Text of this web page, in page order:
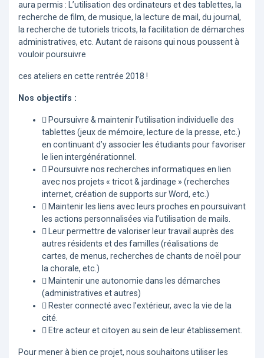
aura permis : L’utilisation des ordinateurs et des tablettes, la
recherche de film, de musique, la lecture de mail, du journal,
la recherche de tutoriels tricots, la facilitation de démarches
administratives, etc. Autant de raisons qui nous poussent à
vouloir poursuivre
ces ateliers en cette rentrée 2018 !
Nos objectifs :
 Poursuivre & maintenir l’utilisation individuelle des
tablettes (jeux de mémoire, lecture de la presse, etc.)
en continuant d’y associer les étudiants pour favoriser
le lien intergénérationnel.
 Poursuivre nos recherches informatiques en lien
avec nos projets « tricot & jardinage » (recherches
internet, création de supports sur Word, etc.)
 Maintenir les liens avec leurs proches en poursuivant
les actions personnalisées via l’utilisation de mails.
 Leur permettre de valoriser leur travail auprès des
autres résidents et des familles (réalisations de
cartes, de menus, recherches de chants de noël pour
la chorale, etc.)
 Maintenir une autonomie dans les démarches
(administratives et autres)
 Rester connecté avec l’extérieur, avec la vie de la
cité.
 Etre acteur et citoyen au sein de leur établissement.
Pour mener à bien ce projet, nous souhaitons utiliser les